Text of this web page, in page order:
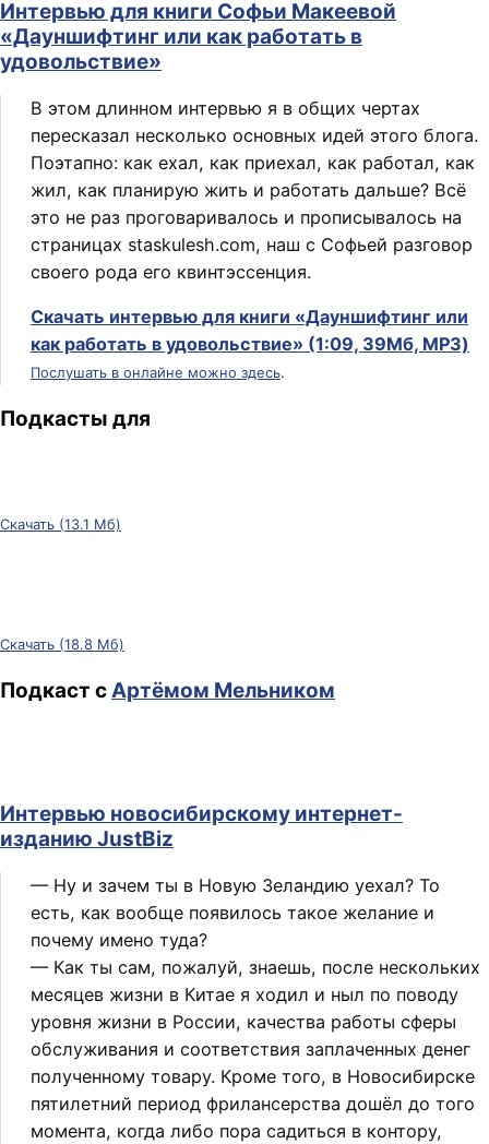
Интервью для книги Софьи Макеевой
«Дауншифтинг или как работать в
удовольствие»
В этом длинном интервью я в общих чертах
пересказал несколько основных идей этого блога.
Поэтапно: как ехал, как приехал, как работал, как
жил, как планирую жить и работать дальше? Всё
это не раз проговаривалось и прописывалось на
страницах staskulesh.com, наш с Софьей разговор
своего рода его квинтэссенция.
Скачать интервью для книги «Дауншифтинг или
как работать в удовольствие» (1:09, 39Мб, MP3)
Послушать в онлайне можно здесь.
Подкасты для
Скачать (13.1 Мб)
Скачать (18.8 Мб)
Подкаст сАртёмом Мельником
Интервью новосибирскому интернет-
изданию JustBiz
— Ну и зачем ты в Новую Зеландию уехал? То
есть, как вообще появилось такое желание и
почему имено туда?
— Как ты сам, пожалуй, знаешь, после нескольких
месяцев жизни в Китае я ходил и ныл по поводу
уровня жизни в России, качества работы сферы
обслуживания и соответствия заплаченных денег
полученному товару. Кроме того, в Новосибирске
пятилетний период фрилансерства дошёл до того
момента, когда либо пора садиться в контору,